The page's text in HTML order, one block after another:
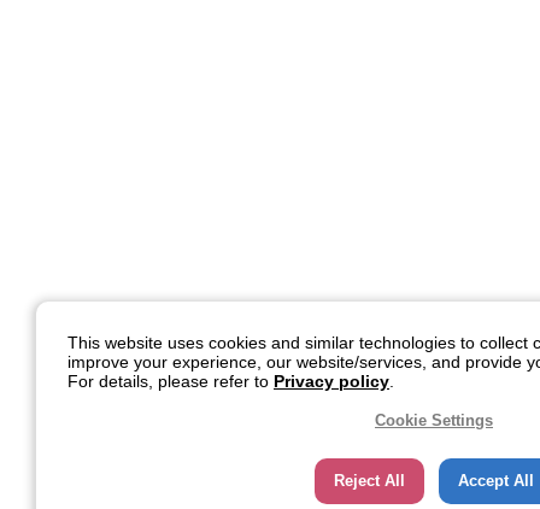
This website uses cookies and similar technologies to collect
improve your experience, our website/services, and provide
For details, please refer to Privacy policy
Cookie Settings
Reject All Accept All